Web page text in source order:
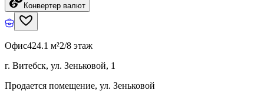
Конвертер валют
Офис424.1 м²2/8 этаж
г. Витебск, ул. Зеньковой, 1
Продается помещение, ул. Зеньковой